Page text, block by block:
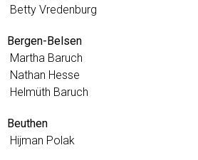
Betty Vredenburg
Bergen-Belsen
Martha Baruch
Nathan Hesse
Helmüth Baruch
Beuthen
Hijman Polak